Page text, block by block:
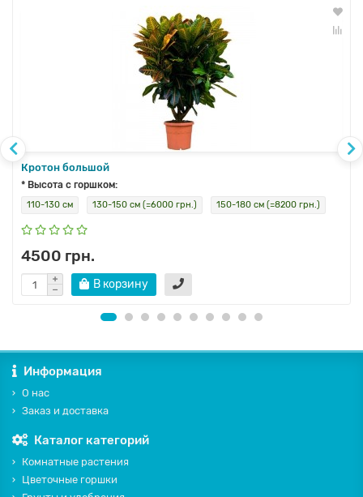
Кротон большой
* Высота с горшком:
110-130 см 130-150 см (=6000 грн.) 150-180 см (=8200 грн.)
4500 грн.
В корзину
Информация
О нас
Заказ и доставка
Каталог категорий
Комнатные растения
Цветочные горшки